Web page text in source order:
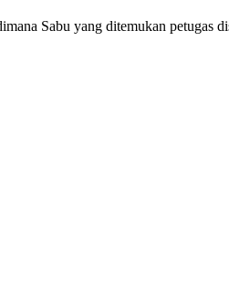
Sabu yang ditemukan petugas